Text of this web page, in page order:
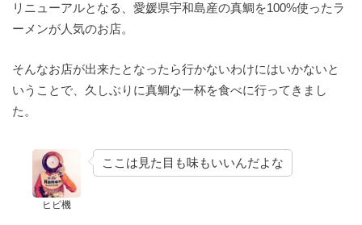
リニューアルとなる、愛媛県宇和島産の真鯛を100%使ったラ
ーメンが人気のお店。
そんなお店が出来たとなったら行かないわけにはいかないと
いうことで、久しぶりに真鯛な一杯を食べに行ってきまし
た。
ヒビ機
ここは見た目も味もいいんだよな